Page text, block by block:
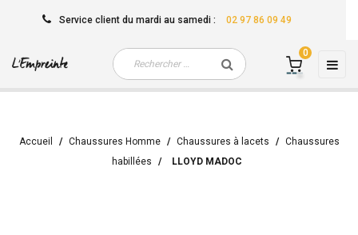
Service client du mardi au samedi : 02 97 86 09 49
☰
0
Accueil Chaussures Homme Chaussures à lacets
Chaussures
habillées
LLOYD MADOC